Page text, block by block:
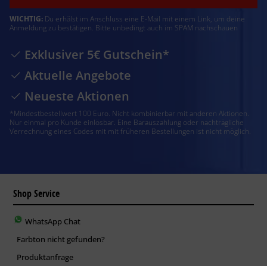
WICHTIG: Du erhälst im Anschluss eine E-Mail mit einem Link, um deine
Anmeldung zu bestätigen. Bitte unbedingt auch im SPAM nachschauen
Exklusiver 5€ Gutschein*
Aktuelle Angebote
Neueste Aktionen
*Mindestbestellwert 100 Euro. Nicht kombinierbar mit anderen Aktionen.
Nur einmal pro Kunde einlösbar. Eine Barauszahlung oder nachträgliche
Verrechnung eines Codes mit mit früheren Bestellungen ist nicht möglich.
Shop Service
WhatsApp Chat
Farbton nicht gefunden?
Produktanfrage